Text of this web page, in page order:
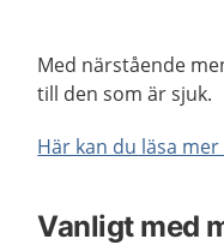
Med närstående
till den som är sjuk.
Här kan du läsa
Vanligt med